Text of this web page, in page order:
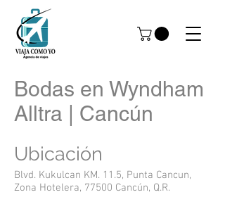
Bodas en Wyndham
Alltra | Cancún
Ubicación
Blvd. Kukulcan KM. 11.5, Punta Cancun,
Zona Hotelera, 77500 Cancún, Q.R.